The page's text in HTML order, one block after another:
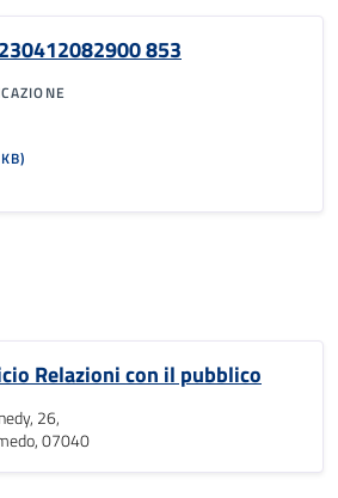
853
Relazioni con il pubblico
26,
07040